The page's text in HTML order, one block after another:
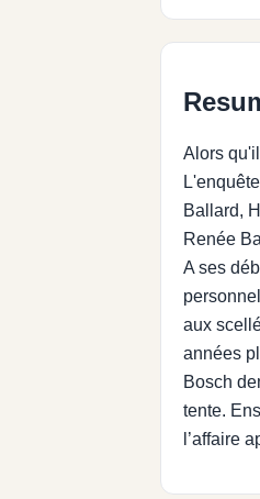
Alors
Ballard,
Renée
A ses
aux
années
Bosch
tente.
l’affaire